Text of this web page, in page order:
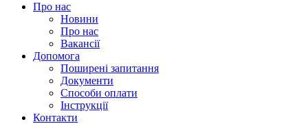
Про нас
Новини
Про нас
Вакансії
Допомога
Поширені запитання
Документи
Способи оплати
Інструкції
Контакти